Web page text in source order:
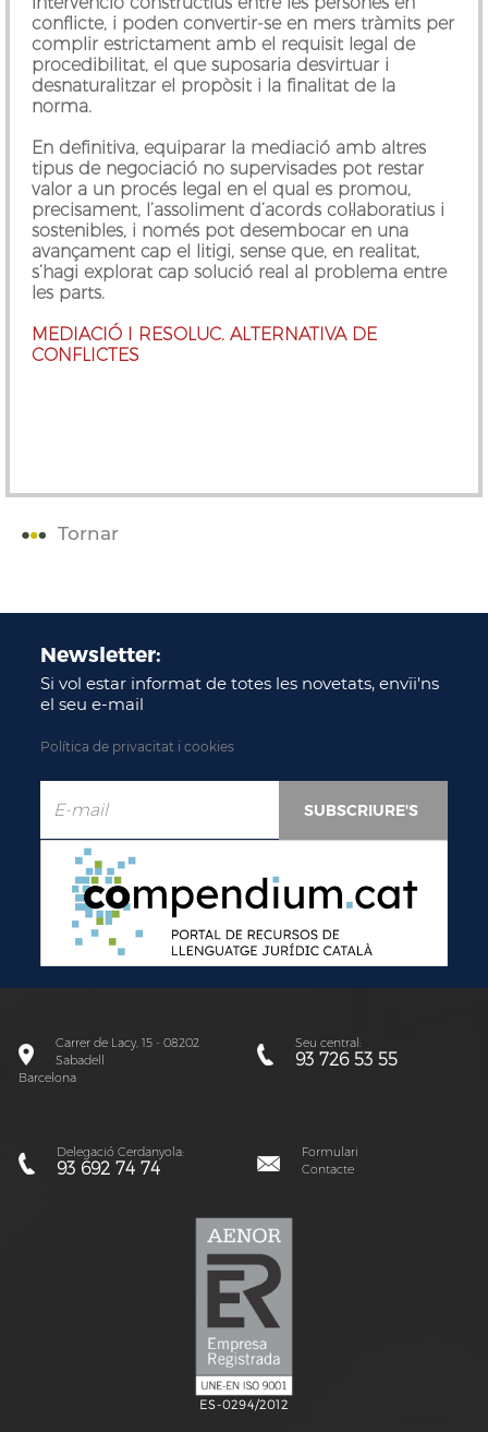
conflicte, i poden convertir-se en mers tràmits per
complir estrictament amb el requisit legal de
procedibilitat, el que suposaria desvirtuar i
desnaturalitzar el propòsit i la finalitat de la
norma.
En definitiva, equiparar la mediació amb altres
tipus de negociació no supervisades pot restar
valor a un procés legal en el qual es promou,
precisament, l’assoliment d’acords col·laboratius i
sostenibles, i només pot desembocar en una
avançament cap el litigi, sense que, en realitat,
s’hagi explorat cap solució real al problema entre
les parts.
MEDIACIÓ I RESOLUC. ALTERNATIVA DE
CONFLICTES
Tornar
Newsletter:
Si vol estar informat de totes les novetats, envïi'ns
el seu e-mail
Política de privacitat i cookies
Carrer de Lacy, 15 - 08202
Sabadell
Barcelona
Seu central:
93 726 53 55
Delegació Cerdanyola:
93 692 74 74
Formulari
Contacte
ES-0294/2012